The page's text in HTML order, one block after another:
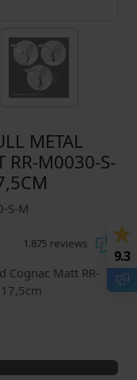
METAL
RR-M0030-S-
S-M
1.875 reviews
Cognac Matt RR-
9.3